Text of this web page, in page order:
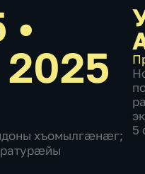
•
хъомылгæнæг;
5